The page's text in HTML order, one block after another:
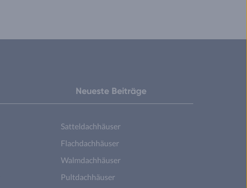
Neueste Beiträge
Satteldachhäuser
Flachdachhäuser
Walmdachhäuser
Pultdachhäuser